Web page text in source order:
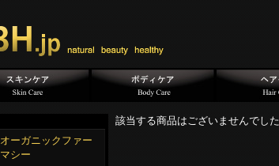
該当する商品はございませんでした
オーガニックファー
マシー